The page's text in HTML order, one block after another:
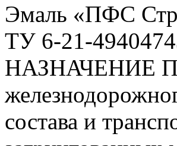
Эмаль «ПФС
ТУ 6-21-
НАЗНАЧЕНИЕ
состава и